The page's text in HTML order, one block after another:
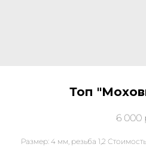
Топ
6 000
Размер: 4 мм, резьба 1,2